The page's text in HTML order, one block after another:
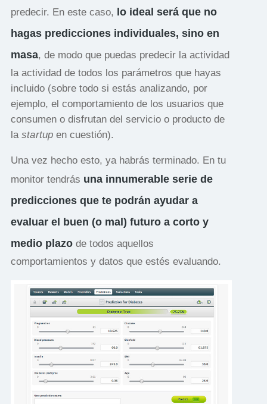
predecir. En este caso, lo ideal será que no
hagas predicciones individuales, sino en
masa, de modo que puedas predecir la actividad
la actividad de todos los parámetros que hayas
incluido (sobre todo si estás analizando, por
ejemplo, el comportamiento de los usuarios que
consumen o disfrutan del servicio o producto de
la startup en cuestión).
Una vez hecho esto, ya habrás terminado. En tu
monitor tendrás una innumerable serie de
predicciones que te podrán ayudar a
evaluar el buen (o mal) futuro a corto y
medio plazode todos aquellos
comportamientos y datos que estés evaluando.